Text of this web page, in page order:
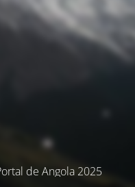
de Angola 2025